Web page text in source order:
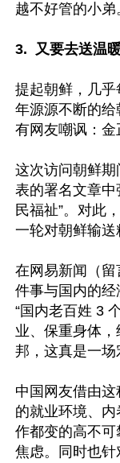
越不好管的小弟
3.  又要去送温
提起朝鲜，几
年源源不断的给
有网友嘲讽：金
这次访问朝鲜
表的署名文章中
民福祉”。对此
一轮对朝鲜输送
在网易新闻（
件事与国内的经
“国内老百姓 3
业、保重身体
邦，这真是一场
中国网友借由
的就业环境、
作都变的高不
焦虑。同时也针